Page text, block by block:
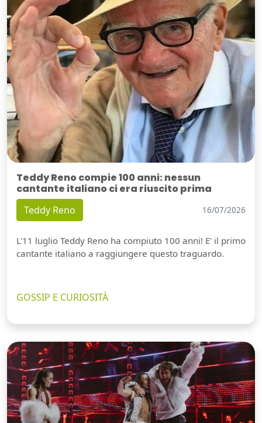
Teddy Reno compie 100 anni: nessun
cantante italiano ci era riuscito prima
Teddy Reno 16/07/2026
L'11 luglio Teddy Reno ha compiuto 100 anni! E' il primo
cantante italiano a raggiungere questo traguardo.
GOSSIP E CURIOSITÀ